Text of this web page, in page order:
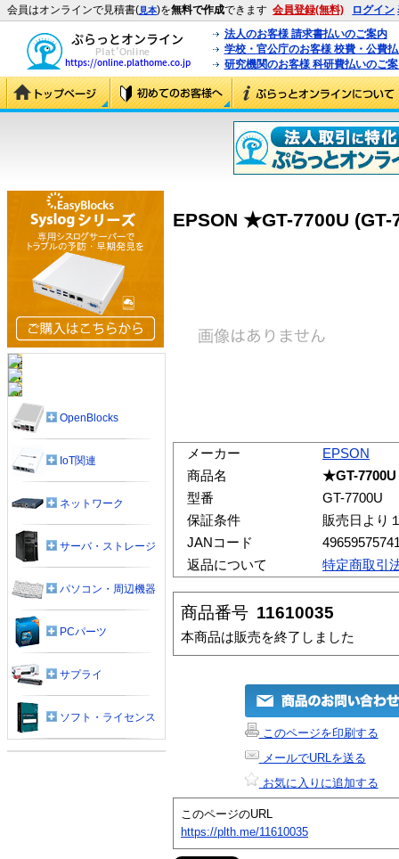
会員はオンラインで見積書(見本)を無料で作成できます 会員登録(無料) ログイン
法人のお客様 請求書払いのご案内
学校・官公庁のお客様 校費・公費
研究機関のお客様 科研費払いのご
EPSON ★GT-7700U (GT-
メーカー
EPSON
商品名
★GT-7700U
型番
GT-7700U
保証条件
販売日より
JANコード
返品について
特定商取引
商品番号 11610035
本商品は販売を終了しました
このページを印刷する
メールでURLを送る
お気に入りに追加する
このページのURL
https://plth.me/11610035
OpenBlocks
IoT関連
ネットワーク
サーバ・ストレージ
パソコン・周辺機器
PCパーツ
サプライ
ソフト・ライセンス